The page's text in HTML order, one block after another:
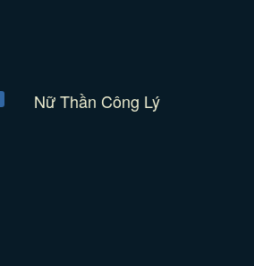
Nữ Thần Công Lý